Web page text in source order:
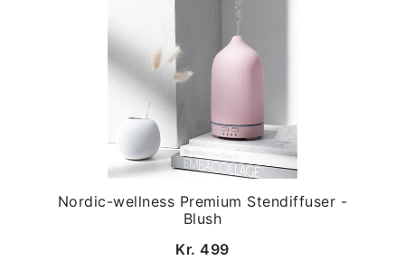
Nordic-wellness Premium Stendiffuser -
Blush
Kr. 499